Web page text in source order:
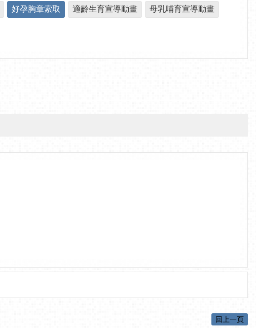
好孕胸章索取 適齡生育宣導動畫 母乳哺育宣導動畫
回上一頁